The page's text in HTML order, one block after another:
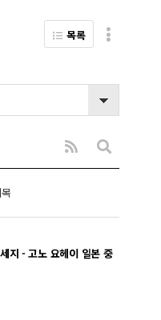
목록
지 - 고노 요헤이 일본 중